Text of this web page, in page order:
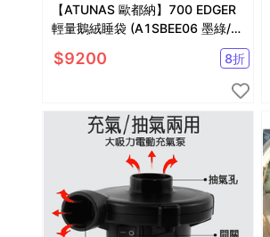
【ATUNAS 歐都納】700 EDGER
輕量鵝絨睡袋 (A1SBEE06 墨綠/青
$9200 8折